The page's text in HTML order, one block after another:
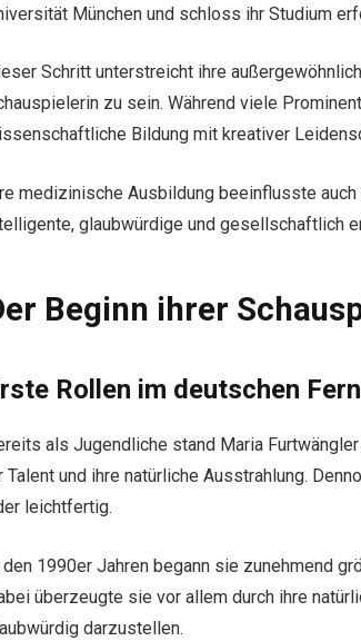
München und schloss ihr Studium
Schritt unterstreicht ihre
zu sein. Während viele
Bildung mit kreativer
medizinische Ausbildung beeinflusste
glaubwürdige und gesellschaftlich
Beginn ihrer
Rollen im deutschen
als Jugendliche stand Maria
Talent und ihre natürliche Ausstrahlung.
leichtfertig.
den 1990er Jahren begann sie zunehmend
überzeugte sie vor allem durch ihre
darzustellen.